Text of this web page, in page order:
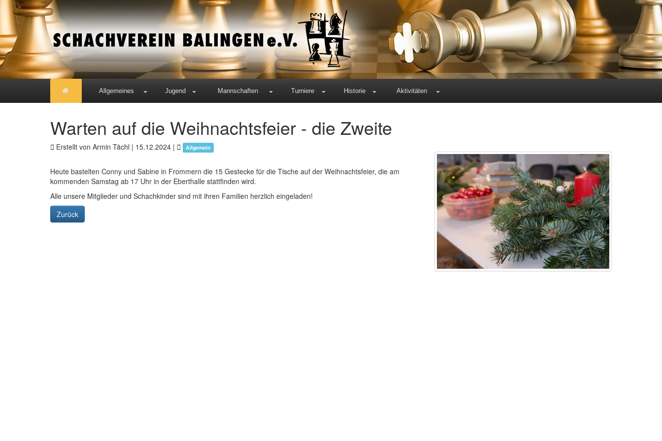
Allgemeines Jugend Mannschaften Turniere Historie Aktivitäten
Warten auf die Weihnachtsfeier - die Zweite
Erstellt von Armin Tächl | 15.12.2024 | Allgemein
Heute bastelten Conny und Sabine in Frommern die 15 Gestecke für die Tische auf der Weihnachtsfeier, die am
kommenden Samstag ab 17 Uhr in der Eberthalle stattfinden wird.
Alle unsere Mitglieder und Schachkinder sind mit ihren Familien herzlich eingeladen!
Zurück